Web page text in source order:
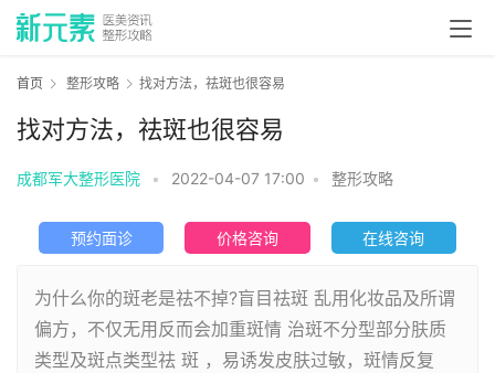
首页 整形攻略 找对方法，祛斑也很容易
找对方法，祛斑也很容易
成都军大整形医院 • 2022-04-07 17:00 • 整形攻略
预约面诊 价格咨询 在线咨询
为什么你的斑老是祛不掉?盲目祛斑 乱用化妆品及所谓
偏方，不仅无用反而会加重斑情 治斑不分型部分肤质
类型及斑点类型祛 斑 ，易诱发皮肤过敏，斑情反复